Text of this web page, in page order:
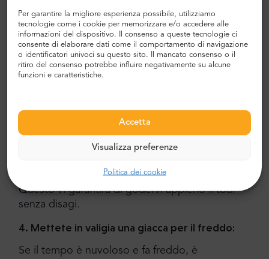
Per garantire la migliore esperienza possibile, utilizziamo
tecnologie come i cookie per memorizzare e/o accedere alle
informazioni del dispositivo. Il consenso a queste tecnologie ci
consente di elaborare dati come il comportamento di navigazione
o identificatori univoci su questo sito. Il mancato consenso o il
ritiro del consenso potrebbe influire negativamente su alcune
funzioni e caratteristiche.
Accetta
Visualizza preferenze
Politica dei cookie
Il tempo in Polonia può essere imprevedibile,
quindi è bene essere preparati. Portate con voi
un ombrello, un maglione extra o uno zaino per
far fronte a eventuali cambiamenti del tempo.
3. Scegliete calzature comode:
Trattandosi di un tour a piedi, è importante
sopportare una discreta quantità di camminate.
Questo vi garantirà di godervi appieno il tour
senza disagi.
4. Mettete in valigia una giacca per il freddo:
Se il tempo è nuvoloso e fa freddo, è